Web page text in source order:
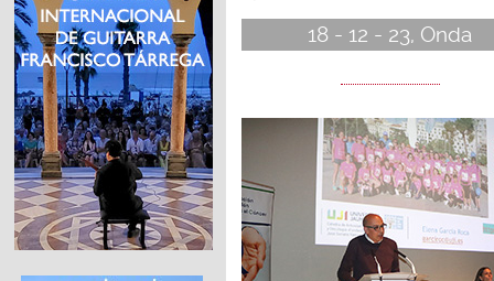
18 - 12 - 23, Onda